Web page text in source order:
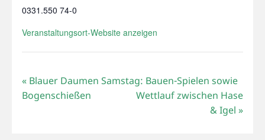
0331.550 74-0
Veranstaltungsort-Website anzeigen
«Blauer Daumen Samstag: Bauen-Spielen sowie
Bogenschießen
Wettlauf zwischen Hase
& Igel»